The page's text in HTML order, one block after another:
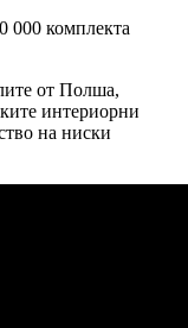
000 комплекта
от Полша,
интериорни
на ниски